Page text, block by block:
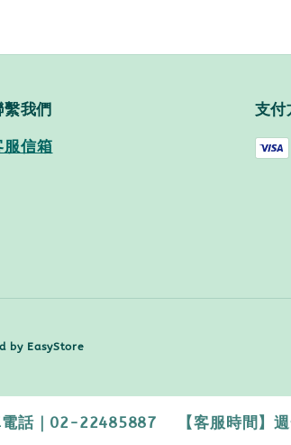
繫我們
服信箱
支付
by EasyStore
02-22485887 【客服時間】週